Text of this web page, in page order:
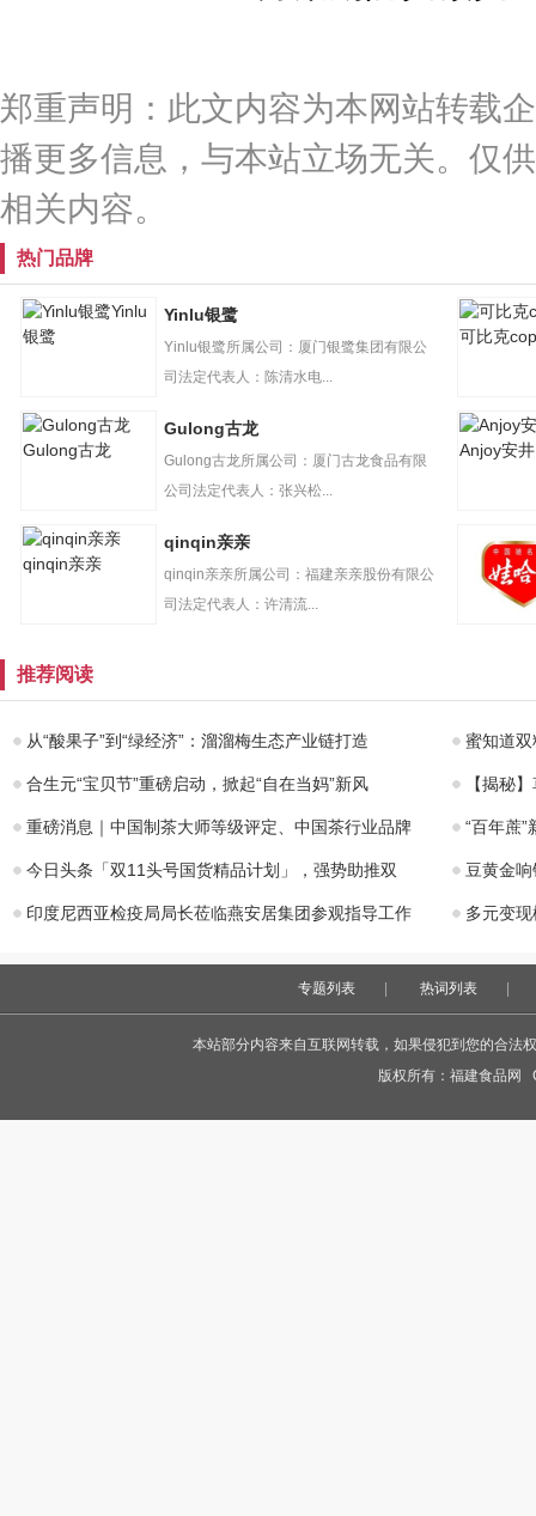
郑重声明：此文内容为本网站转载
播更多信息，与本站立场无关。仅
相关内容。
热门品牌
Yinlu
银鹭
Yinlu银鹭
Yinlu银鹭所属公司：厦门银鹭集团有限公
司法定代表人：陈清水电...
可比克
Gulong古龙
Gulong古龙
Gulong古龙所属公司：厦门古龙食品有限
公司法定代表人：张兴松...
Anjoy安井
qinqin亲亲
qinqin亲亲
qinqin亲亲所属公司：福建亲亲股份有限公
司法定代表人：许清流...
推荐阅读
从“酸果子”到“绿经济”：溜溜梅生态产业链打造 蜜知道
合生元“宝贝节”重磅启动，掀起“自在当妈”新风 【揭秘
重磅消息｜中国制茶大师等级评定、中国茶行业品牌 “百年蔗
今日头条「双11头号国货精品计划」，强势助推双 豆黄金
印度尼西亚检疫局局长莅临燕安居集团参观指导工作 多元变
专题列表 热词列表
本站部分内容来自互联网转载，如果侵犯到您的合法
版权所有： 福建食品网